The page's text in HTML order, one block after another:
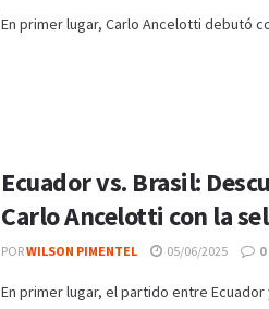
En primer lugar, Carlo Ancelotti debutó
Ecuador vs. Brasil:
Carlo Ancelotti con la
PORWILSON PIMENTEL 05/06/2025 0
En primer lugar, el partido entre